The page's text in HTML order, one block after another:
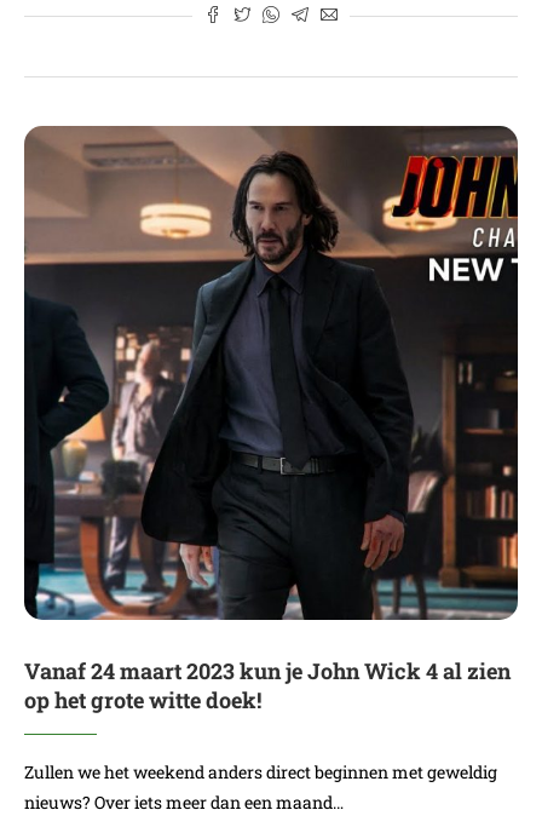
Vanaf 24 maart 2023 kun je John Wick 4 al zien
op het grote witte doek!
Zullen we het weekend anders direct beginnen met geweldig
nieuws? Over iets meer dan een maand…